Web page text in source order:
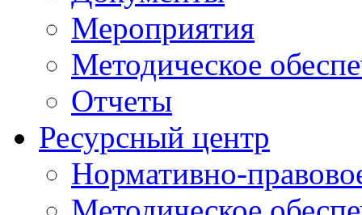
Мероприятия
Методическое
Отчеты
Ресурсный центр
Нормативно-